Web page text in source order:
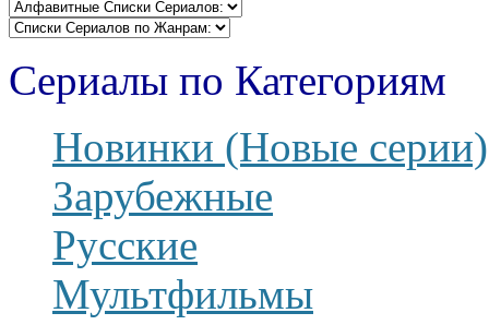
Сериалы по Категориям
Новинки (Новые серии)
Зарубежные
Русские
Мультфильмы